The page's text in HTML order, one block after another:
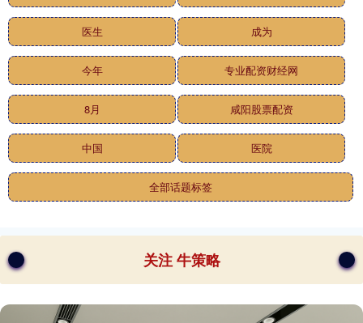
医生 成为
今年 专业配资财经网
8月 咸阳股票配资
中国 医院
全部话题标签
关注 牛策略